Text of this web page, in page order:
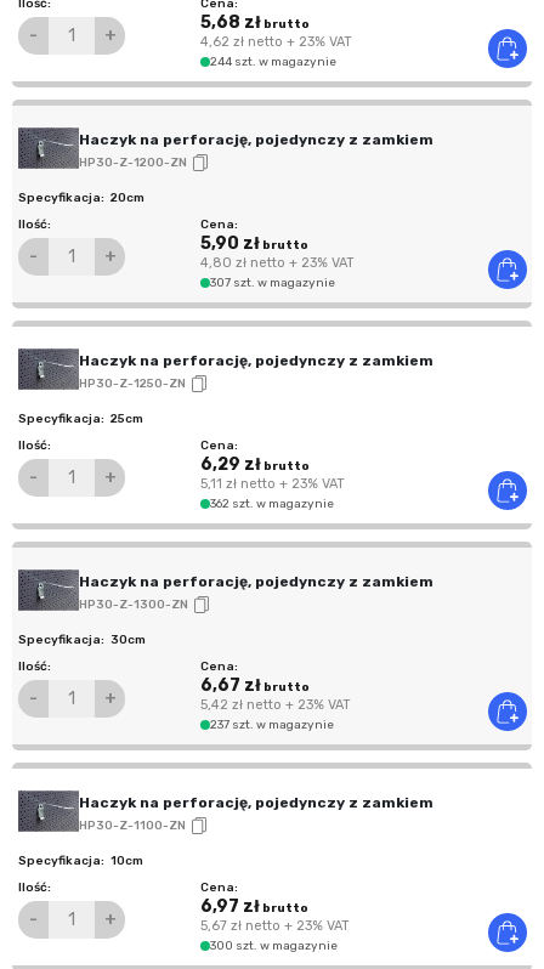
- +
5,68 złbrutto
4,62 złnetto + 23% VAT
244 szt. w magazynie
Haczyk na perforację, pojedynczy z zamkiem
HP30-Z-1200-ZN
20cm
- +
5,90 złbrutto
4,80 złnetto + 23% VAT
307 szt. w magazynie
Haczyk na perforację, pojedynczy z zamkiem
HP30-Z-1250-ZN
25cm
- +
6,29 złbrutto
5,11 złnetto + 23% VAT
362 szt. w magazynie
Haczyk na perforację, pojedynczy z zamkiem
HP30-Z-1300-ZN
30cm
- +
6,67 złbrutto
5,42 złnetto + 23% VAT
237 szt. w magazynie
Haczyk na perforację, pojedynczy z zamkiem
HP30-Z-1100-ZN
10cm
- +
6,97 złbrutto
5,67 złnetto + 23% VAT
300 szt. w magazynie